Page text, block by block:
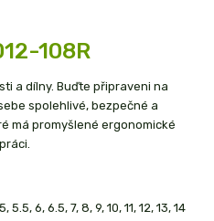
108R
a dílny. Buďte připraveni na
spolehlivé, bezpečné a
má promyšlené ergonomické
6, 6.5, 7, 8, 9, 10, 11, 12, 13, 14